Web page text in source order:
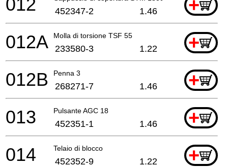
+
012 452347-2 1.46
Molla di torsione TSF 55 +
012A 233580-3 1.22
Penna 3 +
012B 268271-7 1.46
Pulsante AGC 18 +
013 452351-1 1.46
Telaio di blocco +
014 452352-9 1.22